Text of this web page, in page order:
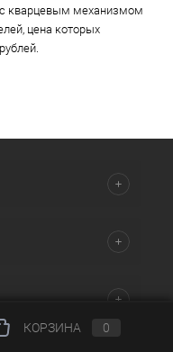
кварцевым механизмом
цена которых
КОРЗИНА 0